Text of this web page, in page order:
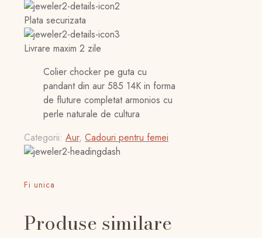
585
14K
Plata securizata
Livrare maxim 2 zile
Colier chocker pe guta cu
pandant din aur 585 14K in forma
de fluture completat armonios cu
perle naturale de cultura
Categorii: Aur, Cadouri pentru femei
Fi unica
Produse similare